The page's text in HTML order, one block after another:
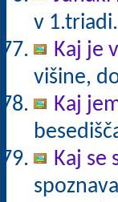
v
Kaj je
višine,
Kaj
Kaj se